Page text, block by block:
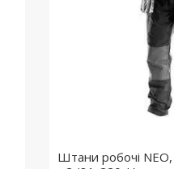
Штани робочі